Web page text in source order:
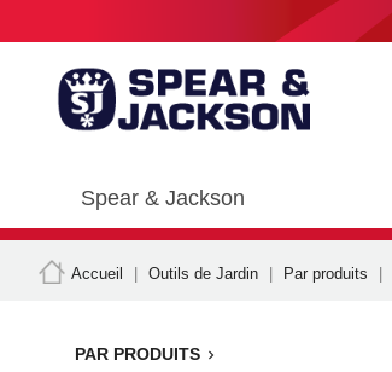
Spear & Jackson
Accueil Outils de Jardin Par produits
PAR PRODUITS 